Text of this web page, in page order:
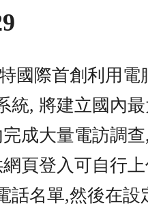
國際首創利用
統, 將建立國內
成大量電訪調
頁登入可自行
話名單,然後在